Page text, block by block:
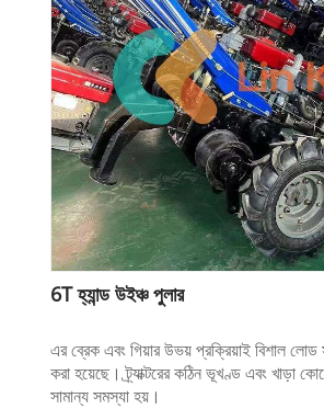
6T হ্যান্ড উইঞ্চ পুলার
এর ব্রেক এবং গিয়ার উভয় প্রক্রিয়াই বিশাল
করা হয়েছে। ট্র্যাক্টরের কঠিন ভূখণ্ড এবং খাড়া
সামান্য সমস্যা হয়।